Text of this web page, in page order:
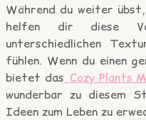
Während du weiter
helfen dir diese
unterschiedlichen
fühlen. Wenn du einen
bietet das Cozy Plants
wunderbar zu diesem
Ideen zum Leben zu